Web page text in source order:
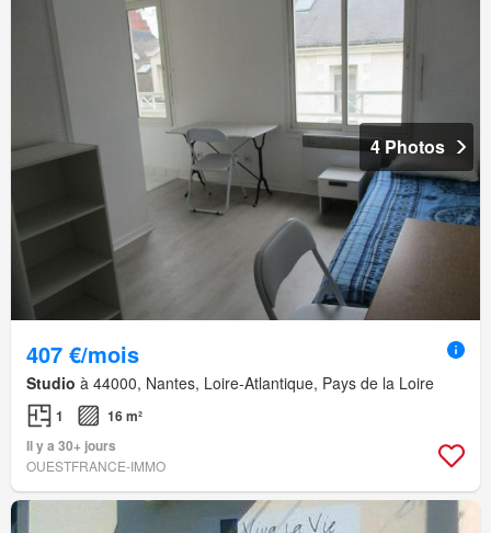
4 Photos
407 €/mois
Studio à 44000, Nantes, Loire-Atlantique, Pays de la Loire
1
16 m²
Il y a 30+ jours
OUESTFRANCE-IMMO